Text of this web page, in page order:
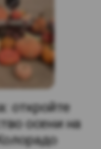
откройте
осени на